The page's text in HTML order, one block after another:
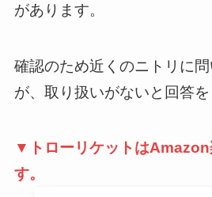
があります。
確認のため近くのニトリに
が、取り扱いがないと回答を
▼トローリケットはAmazon
す。